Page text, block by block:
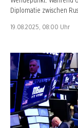
Diplomatie zwischen
19.08.2025, 08:00 Uhr